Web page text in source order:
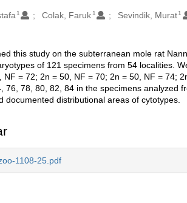
1 Colak, Faruk 1 Sevindik, Murat1
this study on the subterranean mole rat
of 121 specimens from 54 localities.
NF = 72; 2n = 50, NF = 70; 2n = 50, NF = 74;
76, 78, 80, 82, 84 in the specimens analyzed
documented distributional areas of cytotypes.
1108-25.pdf